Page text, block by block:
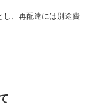
し、再配達には別途費